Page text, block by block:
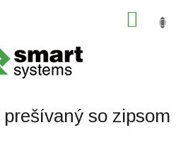
so zipsom